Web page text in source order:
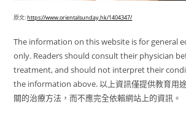
原文:https://www.orientalsunday.hk/1404347/
The information on this website is for general
only. Readers should consult their physician
treatment, and should not interpret their
the information above. 以上資訊僅提供教育用
關的治療方法，而不應完全依賴網站上的資訊。